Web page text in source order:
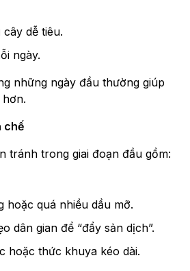
dễ tiêu.
ngày.
những ngày đầu thường giúp
chế
tránh trong giai đoạn đầu gồm:
hoặc quá nhiều dầu mỡ.
dân gian để “đẩy sản dịch”.
hoặc thức khuya kéo dài.